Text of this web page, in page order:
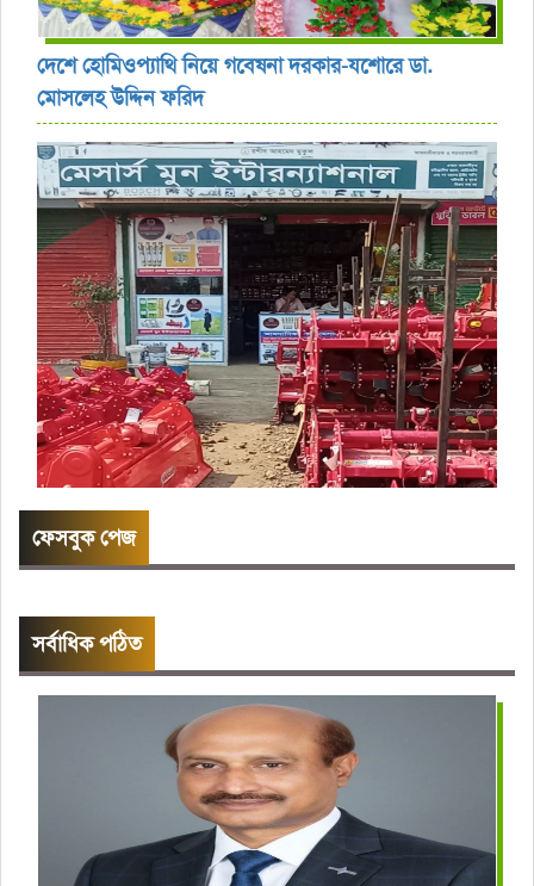
দেশে হোমিওপ্যাথি নিয়ে গবেষনা দরকার-যশোরে ডা.
মোসলেহ উদ্দিন ফরিদ
ফেসবুক পেজ
সর্বাধিক পঠিত